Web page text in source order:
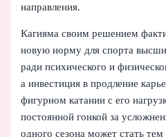
направления.
Кагияма своим решением
новую норму для спорта
ради психического и
а инвестиция в продление
фигурном катании с его
постоянной гонкой за
одного сезона может стать